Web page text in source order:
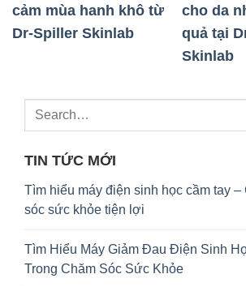
mùa hanh khô từ
Spiller Skinlab
cho da nhạy
quả tại Dr-
Skinlab
TIN TỨC MỚI
Tìm hiểu máy điện sinh học cầm tay –
sóc sức khỏe tiện lợi
Tìm Hiểu Máy Giảm Đau Điện Sinh
Trong Chăm Sóc Sức Khỏe